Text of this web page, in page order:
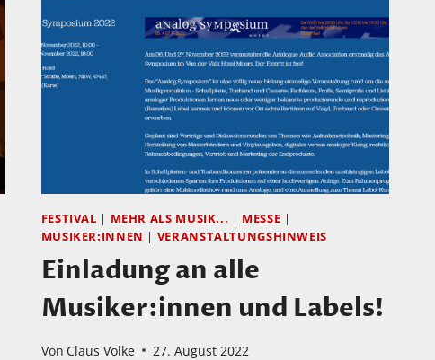
FESTIVAL | MEHR ALS MUSIK... | MESSE |
MUSIKER:INNEN | VERANSTALTUNGSHINWEIS
Einladung an alle
Musiker:innen und Labels!
Von Claus Volke 27. August 2022